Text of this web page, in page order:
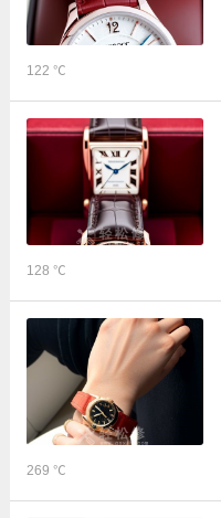
122 ℃
128 ℃
269 ℃